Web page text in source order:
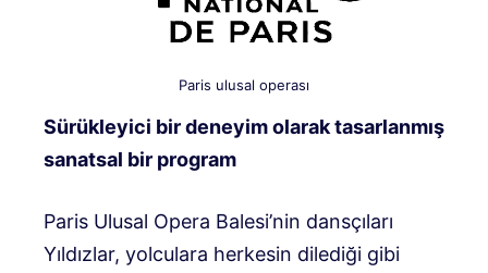
Paris ulusal operası
Sürükleyici bir deneyim olarak tasarlanmış
sanatsal bir program
Paris Ulusal Opera Balesi’nin dansçıları
Yıldızlar, yolculara herkesin dilediği gibi